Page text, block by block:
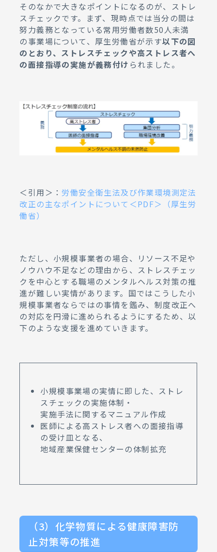
そのなかで大きなポイントになるのが、ストレ
スチェックです。まず、現時点では当分の間は
努力義務となっている常用労働者数50人未満
の事業場について、厚生労働省が示す以下の図
のとおり、ストレスチェックや高ストレス者へ
の面接指導の実施が義務付け られました。
＜引用＞： 労働安全衛生法及び作業環境測定法
改正の主なポイントについて＜PDF＞（厚生労
働省）
ただし、小規模事業者の場合、リソース不足や
ノウハウ不足などの理由から、ストレスチェッ
クを中心とする職場のメンタルヘルス対策の推
進が難しい実情があります。国ではこうした小
規模事業者ならではの事情を鑑み、制度改正へ
の対応を円滑に進められるようにするため、以
下のような支援を進めていきます。
小規模事業場の実情に即した、ストレ
スチェックの実施体制・
実施手法に関するマニュアル作成
医師による高ストレス者への面接指導
の受け皿となる、
地域産業保健センターの体制拡充
（3）化学物質による健康障害防
止対策等の推進